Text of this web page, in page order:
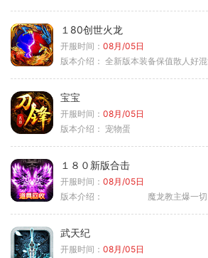
１80创世火龙
开服时间： 08月/05日
版本介绍： 全新版本装备保值散人好
宝宝
开服时间： 08月/05日
版本介绍： 宠物蛋
１８０新版合击
开服时间： 08月/05日
版本介绍：
魔龙教主
武天纪
开服时间： 08月/05日